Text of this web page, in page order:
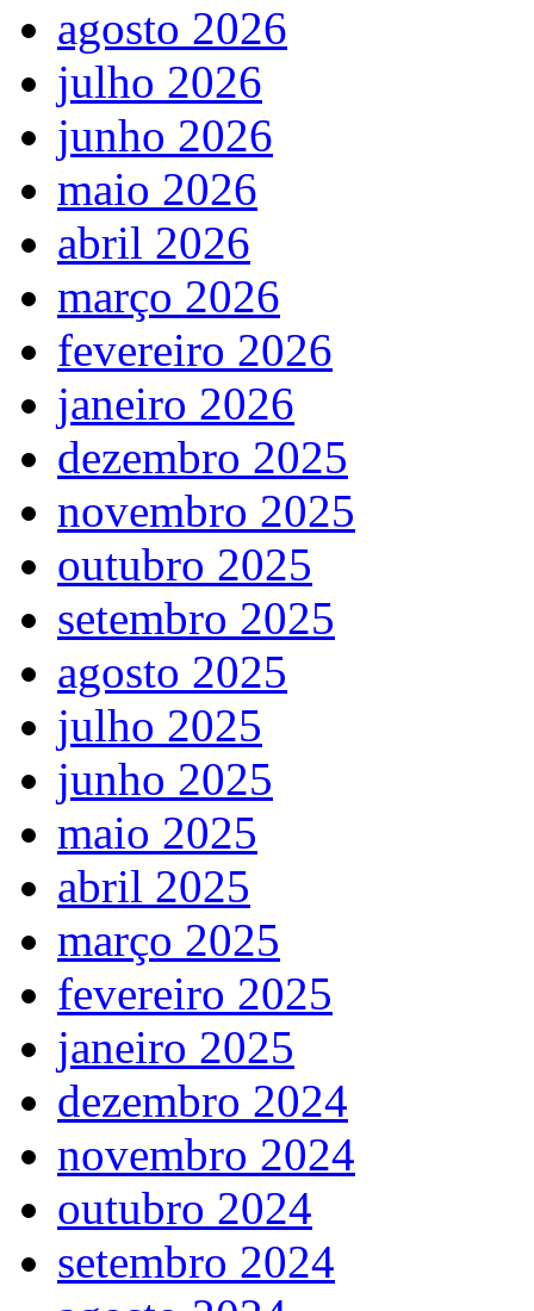
agosto 2026
julho 2026
junho 2026
maio 2026
abril 2026
março 2026
fevereiro 2026
janeiro 2026
dezembro 2025
novembro 2025
outubro 2025
setembro 2025
agosto 2025
julho 2025
junho 2025
maio 2025
abril 2025
março 2025
fevereiro 2025
janeiro 2025
dezembro 2024
novembro 2024
outubro 2024
setembro 2024